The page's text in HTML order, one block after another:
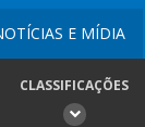
E MÍDIA
CLASSIFICAÇÕES